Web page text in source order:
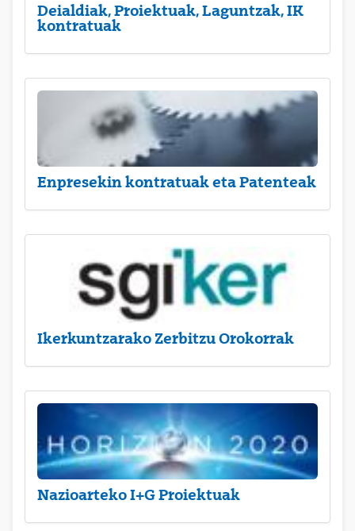
Deialdiak, Proiektuak, Laguntzak, IK
kontratuak
Enpresekin kontratuak eta Patenteak
Ikerkuntzarako Zerbitzu Orokorrak
Nazioarteko I+G Proiektuak